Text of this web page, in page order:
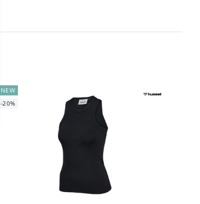
NEW
-20%